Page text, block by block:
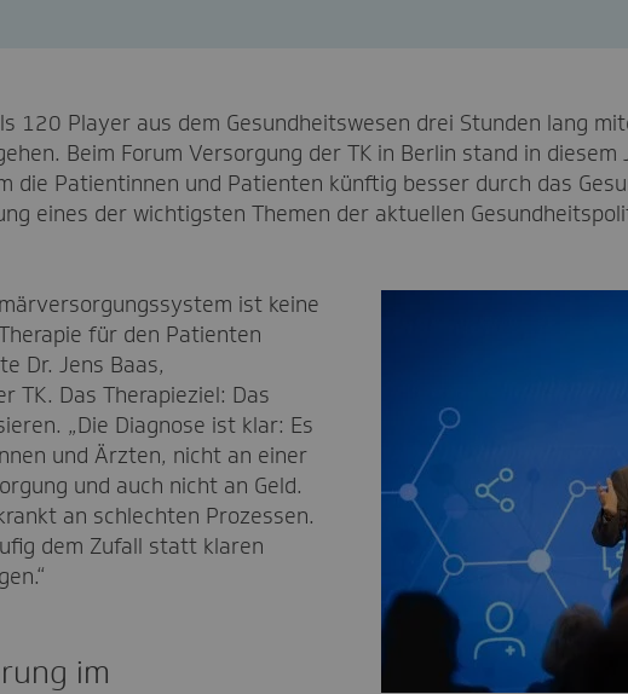
120 Player aus dem Gesundheitswesen drei Stunden lang
Beim Forum Versorgung der TK in Berlin stand in diesem
die Patientinnen und Patienten künftig besser durch das
eines der wichtigsten Themen der aktuellen
ist keine
für den Patienten
Dr. Jens Baas,
TK. Das Therapieziel: Das
„Die Diagnose ist klar: Es
und Ärzten, nicht an einer
und auch nicht an Geld.
an schlechten Prozessen.
dem Zufall statt klaren
im